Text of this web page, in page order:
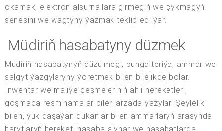
okamak, elektron alsurnallara girmegiň we çykmagyň
senesini we wagtyny ýazmak teklip edilýär.
Müdiriň hasabatyny düzmek
Müdiriň hasabatynyň düzülmegi, buhgalteriýa, ammar we
salgyt ýazgylaryny ýöretmek bilen bilelikde bolar.
Inwentar we maliýe çeşmeleriniň ähli hereketleri,
goşmaça resminamalar bilen arzada ýazylar. Şeýlelik
bilen, ýük daşaýan dükanlar bilen ammarlaryň arasynda
harytlaryň hereketi hasaba alynar we hasabatlarda